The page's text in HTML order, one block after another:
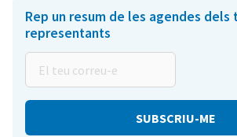
Rep un resum de les agendes dels
representants
teu
correu-